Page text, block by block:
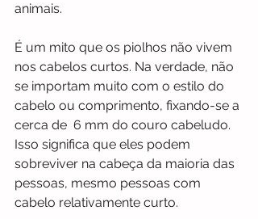
animais.
É um mito que os piolhos não vivem
nos cabelos curtos. Na verdade, não
se importam muito com o estilo do
cabelo ou comprimento, fixando-se a
cerca de  6 mm do couro cabeludo.
Isso significa que eles podem
sobreviver na cabeça da maioria das
pessoas, mesmo pessoas com
cabelo relativamente curto.